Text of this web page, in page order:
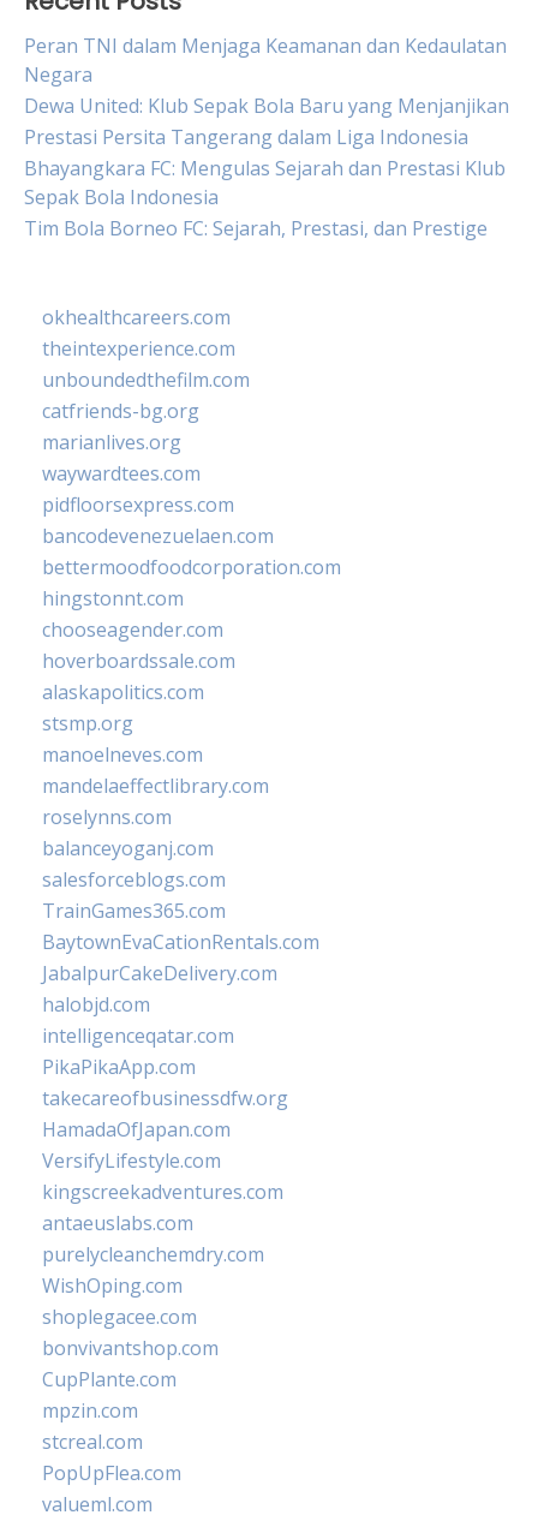
Peran TNI dalam Menjaga Keamanan dan Kedaulatan
Negara
Dewa United: Klub Sepak Bola Baru yang Menjanjikan
Prestasi Persita Tangerang dalam Liga Indonesia
Bhayangkara FC: Mengulas Sejarah dan Prestasi Klub
Sepak Bola Indonesia
Tim Bola Borneo FC: Sejarah, Prestasi, dan Prestige
okhealthcareers.com
theintexperience.com
unboundedthefilm.com
catfriends-bg.org
marianlives.org
waywardtees.com
pidfloorsexpress.com
bancodevenezuelaen.com
bettermoodfoodcorporation.com
hingstonnt.com
chooseagender.com
hoverboardssale.com
alaskapolitics.com
stsmp.org
manoelneves.com
mandelaeffectlibrary.com
roselynns.com
balanceyoganj.com
salesforceblogs.com
TrainGames365.com
BaytownEvaCationRentals.com
JabalpurCakeDelivery.com
halobjd.com
intelligenceqatar.com
PikaPikaApp.com
takecareofbusinessdfw.org
HamadaOfJapan.com
VersifyLifestyle.com
kingscreekadventures.com
antaeuslabs.com
purelycleanchemdry.com
WishOping.com
shoplegacee.com
bonvivantshop.com
CupPlante.com
mpzin.com
stcreal.com
PopUpFlea.com
valueml.com